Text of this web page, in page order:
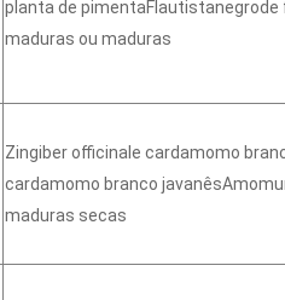
planta de
maduras ou maduras
Zingiber officinale cardamomo
cardamomo branco
maduras secas